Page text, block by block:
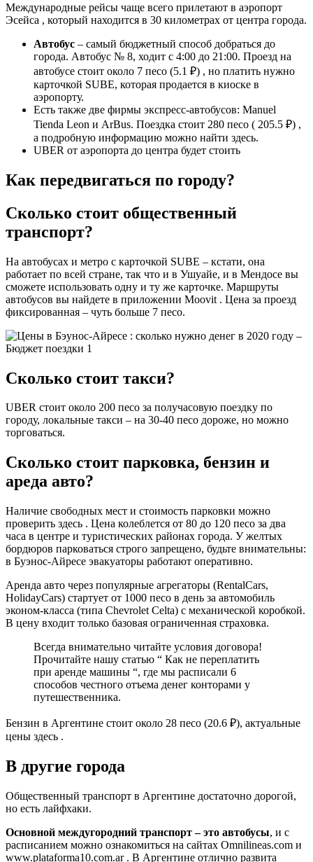
Международные рейсы чаще всего прилетают в аэропорт
Эсейса , который находится в 30 километрах от центра города.
Автобус – самый бюджетный способ добраться до
города. Автобус № 8, ходит с 4:00 до 21:00. Проезд на
автобусе стоит около 7 песо (5.1 ₽) , но платить нужно
карточкой SUBE, которая продается в киоске в
аэропорту.
Есть также две фирмы экспресс-автобусов: Manuel
Tienda Leon и ArBus. Поездка стоит 280 песо ( 205.5 ₽) ,
а подробную информацию можно найти здесь.
UBER от аэропорта до центра будет стоить
Как передвигаться по городу?
Сколько стоит общественный
транспорт?
На автобусах и метро с карточкой SUBE – кстати, она
работает по всей стране, так что и в Ушуайе, и в Мендосе вы
сможете использовать одну и ту же карточке. Маршруты
автобусов вы найдете в приложении Moovit . Цена за проезд
фиксированная – чуть больше 7 песо.
Сколько стоит такси?
UBER стоит около 200 песо за получасовую поездку по
городу, локальные такси – на 30-40 песо дороже, но можно
торговаться.
Сколько стоит парковка, бензин и
ареда авто?
Наличие свободных мест и стоимость парковки можно
проверить здесь . Цена колеблется от 80 до 120 песо за два
часа в центре и туристических районах города. У желтых
бордюров парковаться строго запрещено, будьте внимательны:
в Буэнос-Айресе эвакуаторы работают оперативно.
Аренда авто через популярные агрегаторы (RentalCars,
HolidayCars) стартует от 1000 песо в день за автомобиль
эконом-класса (типа Chevrolet Celta) c механической коробкой.
В цену входит только базовая ограниченная страховка.
Всегда внимательно читайте условия договора!
Прочитайте нашу статью “ Как не переплатить
при аренде машины “, где мы расписали 6
способов честного отъема денег конторами у
путешественника.
Бензин в Аргентине стоит около 28 песо (20.6 ₽), актуальные
цены здесь .
В другие города
Общественный транспорт в Аргентине достаточно дорогой,
но есть лайфхаки.
Основной междугородний транспорт – это автобусы, и с
расписанием можно ознакомиться на сайтах Omnilineas.com и
www.plataforma10.com.ar . В Аргентине отлично развита